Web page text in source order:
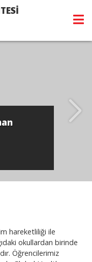
hareketliliği ile
okullardan birinde
Öğrencilerimiz